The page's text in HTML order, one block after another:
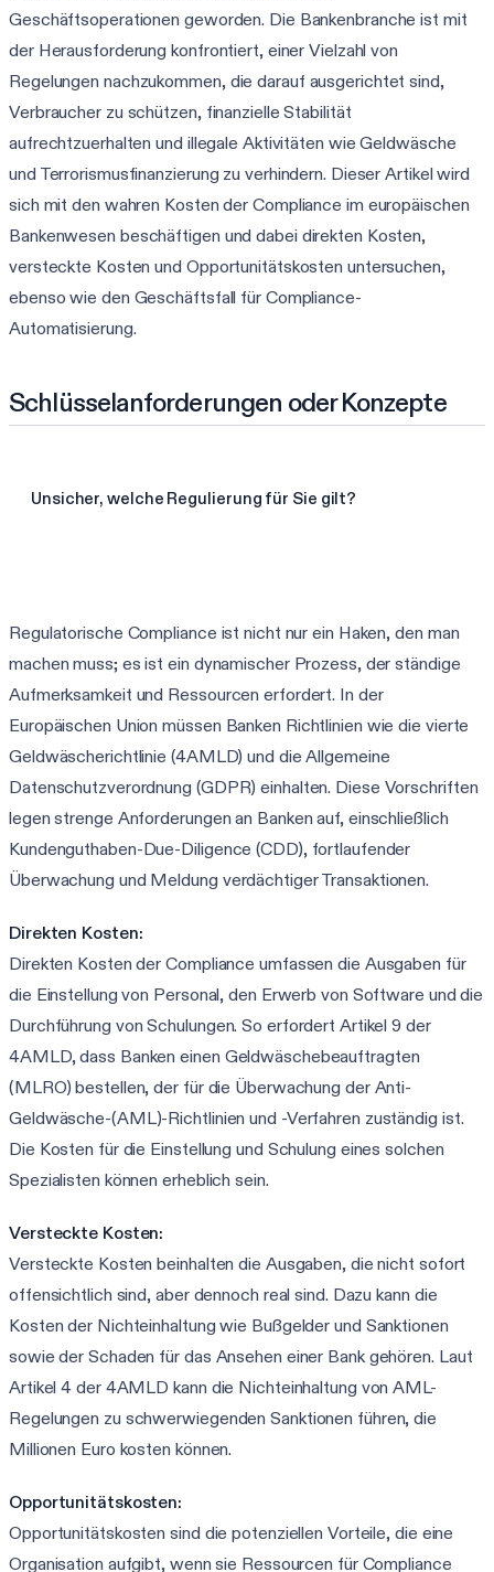
Geschäftsoperationen geworden. Die Bankenbranche ist mit
der Herausforderung konfrontiert, einer Vielzahl von
Regelungen nachzukommen, die darauf ausgerichtet sind,
Verbraucher zu schützen, finanzielle Stabilität
aufrechtzuerhalten und illegale Aktivitäten wie Geldwäsche
und Terrorismusfinanzierung zu verhindern. Dieser Artikel wird
sich mit den wahren Kosten der Compliance im europäischen
Bankenwesen beschäftigen und dabei direkten Kosten,
versteckte Kosten und Opportunitätskosten untersuchen,
ebenso wie den Geschäftsfall für Compliance-
Automatisierung.
Schlüsselanforderungen oder Konzepte
Unsicher, welche Regulierung für Sie gilt?
Regulatorische Compliance ist nicht nur ein Haken, den man
machen muss; es ist ein dynamischer Prozess, der ständige
Aufmerksamkeit und Ressourcen erfordert. In der
Europäischen Union müssen Banken Richtlinien wie die vierte
Geldwäscherichtlinie (4AMLD) und die Allgemeine
Datenschutzverordnung (GDPR) einhalten. Diese Vorschriften
legen strenge Anforderungen an Banken auf, einschließlich
Kundenguthaben-Due-Diligence (CDD), fortlaufender
Überwachung und Meldung verdächtiger Transaktionen.
Direkten Kosten:
Direkten Kosten der Compliance umfassen die Ausgaben für
die Einstellung von Personal, den Erwerb von Software und die
Durchführung von Schulungen. So erfordert Artikel 9 der
4AMLD, dass Banken einen Geldwäschebeauftragten
(MLRO) bestellen, der für die Überwachung der Anti-
Geldwäsche-(AML)-Richtlinien und -Verfahren zuständig ist.
Die Kosten für die Einstellung und Schulung eines solchen
Spezialisten können erheblich sein.
Versteckte Kosten:
Versteckte Kosten beinhalten die Ausgaben, die nicht sofort
offensichtlich sind, aber dennoch real sind. Dazu kann die
Kosten der Nichteinhaltung wie Bußgelder und Sanktionen
sowie der Schaden für das Ansehen einer Bank gehören. Laut
Artikel 4 der 4AMLD kann die Nichteinhaltung von AML-
Regelungen zu schwerwiegenden Sanktionen führen, die
Millionen Euro kosten können.
Opportunitätskosten:
Opportunitätskosten sind die potenziellen Vorteile, die eine
Organisation aufgibt, wenn sie Ressourcen für Compliance